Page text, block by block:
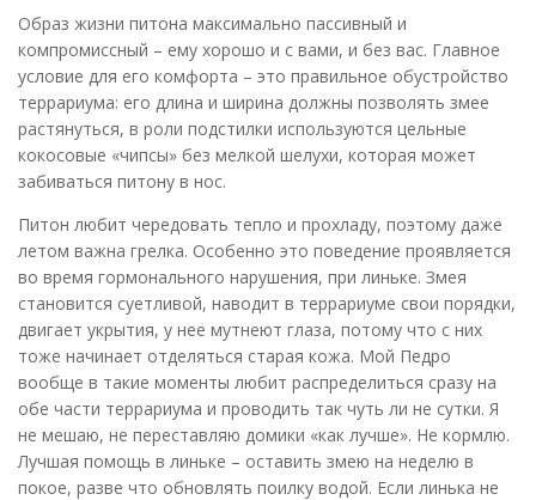
Образ жизни питона максимально пассивный и
компромиссный – ему хорошо и с вами, и без вас. Главное
условие для его комфорта – это правильное обустройство
террариума: его длина и ширина должны позволять змее
растянуться, в роли подстилки используются цельные
кокосовые «чипсы» без мелкой шелухи, которая может
забиваться питону в нос.
Питон любит чередовать тепло и прохладу, поэтому даже
летом важна грелка. Особенно это поведение проявляется
во время гормонального нарушения, при линьке. Змея
становится суетливой, наводит в террариуме свои порядки,
двигает укрытия, у нее мутнеют глаза, потому что с них
тоже начинает отделяться старая кожа. Мой Педро
вообще в такие моменты любит распределиться сразу на
обе части террариума и проводить так чуть ли не сутки. Я
не мешаю, не переставляю домики «как лучше». Не кормлю.
Лучшая помощь в линьке – оставить змею на неделю в
покое, разве что обновлять поилку водой. Если линька не